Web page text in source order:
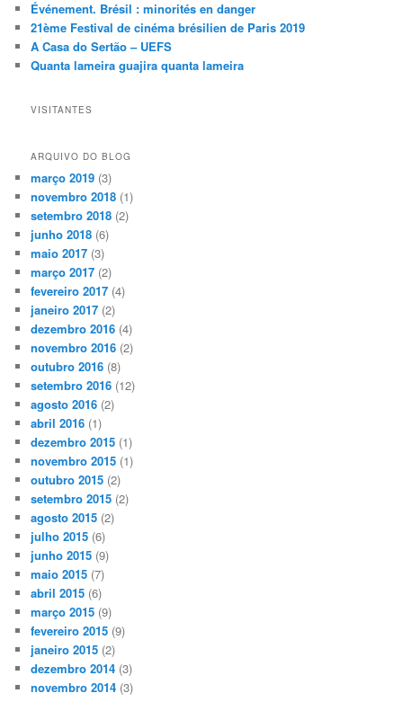
Événement. Brésil : minorités en danger
21ème Festival de cinéma brésilien de Paris 2019
A Casa do Sertão – UEFS
Quanta lameira guajira quanta lameira
VISITANTES
ARQUIVO DO BLOG
março 2019 (3)
novembro 2018 (1)
setembro 2018 (2)
junho 2018 (6)
maio 2017 (3)
março 2017 (2)
fevereiro 2017 (4)
janeiro 2017 (2)
dezembro 2016 (4)
novembro 2016 (2)
outubro 2016 (8)
setembro 2016 (12)
agosto 2016 (2)
abril 2016 (1)
dezembro 2015 (1)
novembro 2015 (1)
outubro 2015 (2)
setembro 2015 (2)
agosto 2015 (2)
julho 2015 (6)
junho 2015 (9)
maio 2015 (7)
abril 2015 (6)
março 2015 (9)
fevereiro 2015 (9)
janeiro 2015 (2)
dezembro 2014 (3)
novembro 2014 (3)